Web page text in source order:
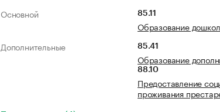
Основной 85.11
Образование
Дополнительные
85.41
Образование
88.10
Предоставление
проживания